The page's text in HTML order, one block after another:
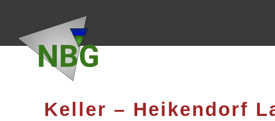
springen
Keller – Heikendorf